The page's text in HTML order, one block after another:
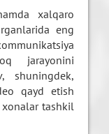
xalqaro
eng
jarayonini
shuningdek,
qayd etish
tashkil